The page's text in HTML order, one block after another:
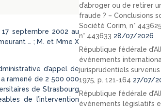
septembre 2002 au
… ; M. et Mme X
d’appel de
ramené de 2 500 000
de Strasbourg
de l’intervention
d’abroger ou de retirer
fraude ? – Conclusions
Société Corim, n°
n° 443633 28/07/2026
République fédérale
événements
jurisprudentiels survenus
1975, p. 121-164 27/07/
République fédérale
évènements législatifs